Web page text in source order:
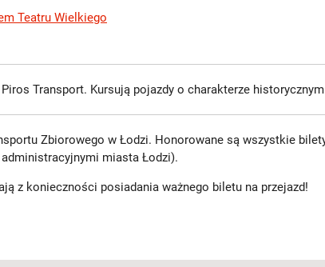
Teatru Wielkiego
Transport. Kursują pojazdy o charakterze
Zbiorowego w Łodzi. Honorowane są wszystkie
miasta Łodzi).
z konieczności posiadania ważnego biletu na przejazd!